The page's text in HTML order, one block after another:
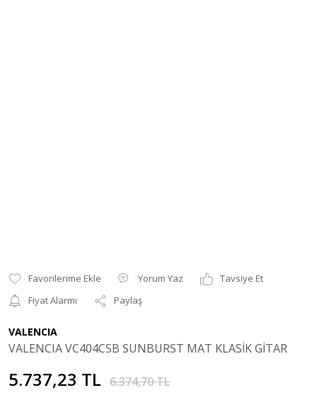
Yorum Yaz
Tavsiye Et
Fiyat Alarmı
Paylaş
VALENCIA
VALENCIA VC404CSB SUNBURST MAT KLASİK GİTAR
5.737,23 TL 6.374,70 TL